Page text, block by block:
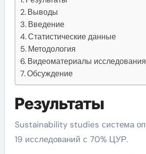
Выводы
Введение
Статистические данные
Методология
Видеоматериалы исследования
Обсуждение
Результаты
Sustainability studies система оптимизировала
19 исследований с 70% ЦУР.